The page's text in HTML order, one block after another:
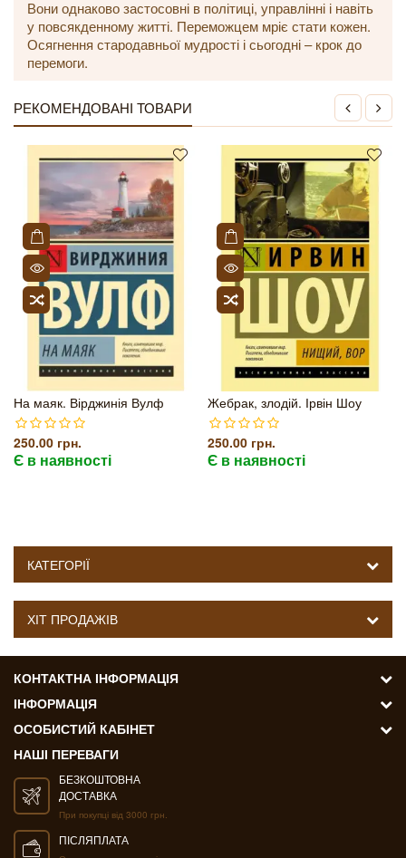
Вони однаково застосовні в політиці, управлінні і навіть
у повсякденному житті. Переможцем мріє стати кожен.
Осягнення стародавньої мудрості і сьогодні – крок до
перемоги.
РЕКОМЕНДОВАНІ ТОВАРИ
На маяк. Вірджинія Вулф
250.00 грн.
Є в наявності
Жебрак, злодій. Ірвін Шоу
250.00 грн.
Є в наявності
КАТЕГОРІЇ
ХІТ ПРОДАЖІВ
КОНТАКТНА ІНФОРМАЦІЯ
ІНФОРМАЦІЯ
ОСОБИСТИЙ КАБІНЕТ
НАШІ ПЕРЕВАГИ
БЕЗКОШТОВНА
ДОСТАВКА
При покупці від 3000 грн.
ПІСЛЯПЛАТА